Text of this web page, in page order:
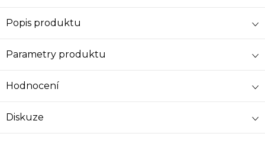
Popis produktu
Parametry produktu
Hodnocení
Diskuze